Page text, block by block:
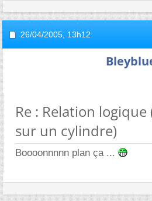
26/04/2005, 13h12
Re : Relation
sur un cylindre)
Boooonnnnn plan ça ...